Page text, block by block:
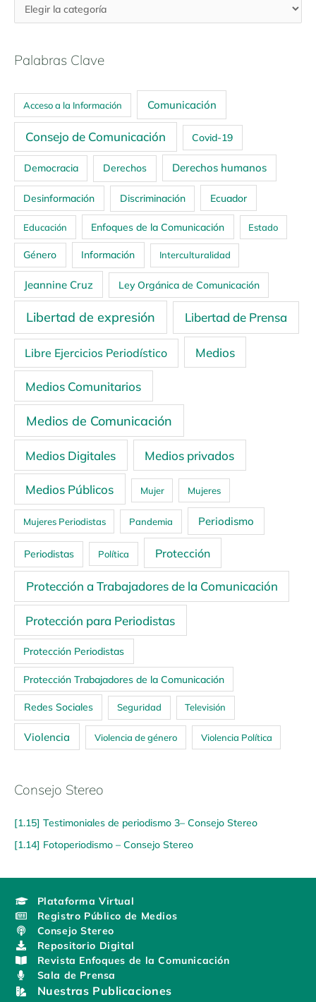
Palabras Clave
Acceso a la Información Comunicación
Consejo de Comunicación Covid-19
Democracia Derechos Derechos humanos
Desinformación Discriminación Ecuador
Educación Enfoques de la Comunicación Estado
Género Información Interculturalidad
Jeannine Cruz Ley Orgánica de Comunicación
Libertad de expresión Libertad de Prensa
Libre Ejercicios Periodístico Medios
Medios Comunitarios
Medios de Comunicación
Medios Digitales Medios privados
Medios Públicos Mujer Mujeres
Mujeres Periodistas Pandemia Periodismo
Periodistas Política Protección
Protección a Trabajadores de la Comunicación
Protección para Periodistas
Protección Periodistas
Protección Trabajadores de la Comunicación
Redes Sociales Seguridad Televisión
Violencia Violencia de género Violencia Política
Consejo Stereo
[1.15] Testimoniales de periodismo 3– Consejo Stereo
[1.14] Fotoperiodismo – Consejo Stereo
Plataforma Virtual
Registro Público de Medios
Consejo Stereo
Repositorio Digital
Revista Enfoques de la Comunicación
Sala de Prensa
Nuestras Publicaciones